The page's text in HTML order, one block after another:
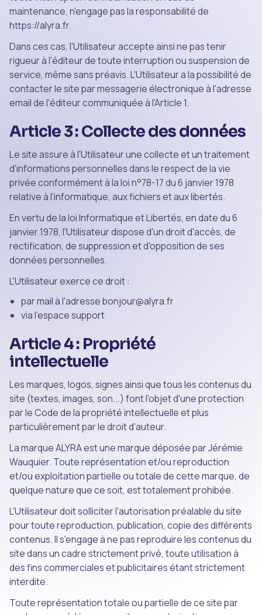
maintenance, n'engage pas la responsabilité de
https://alyra.fr.
Dans ces cas, l'Utilisateur accepte ainsi ne pas tenir
rigueur à l'éditeur de toute interruption ou suspension de
service, même sans préavis. L'Utilisateur a la possibilité de
contacter le site par messagerie électronique à l'adresse
email de l'éditeur communiquée à l'Article 1.
Article 3 : Collecte des données
Le site assure à l'Utilisateur une collecte et un traitement
d'informations personnelles dans le respect de la vie
privée conformément à la loi n°78-17 du 6 janvier 1978
relative à l'informatique, aux fichiers et aux libertés.
En vertu de la loi Informatique et Libertés, en date du 6
janvier 1978, l'Utilisateur dispose d'un droit d'accès, de
rectification, de suppression et d'opposition de ses
données personnelles.
L'Utilisateur exerce ce droit :
par mail à l'adresse bonjour@alyra.fr
via l'espace support
Article 4 : Propriété
intellectuelle
Les marques, logos, signes ainsi que tous les contenus du
site (textes, images, son...) font l'objet d'une protection
par le Code de la propriété intellectuelle et plus
particulièrement par le droit d'auteur.
La marque ALYRA est une marque déposée par Jérémie
Wauquier. Toute représentation et/ou reproduction
et/ou exploitation partielle ou totale de cette marque, de
quelque nature que ce soit, est totalement prohibée.
L'Utilisateur doit solliciter l'autorisation préalable du site
pour toute reproduction, publication, copie des différents
contenus. Il s'engage à ne pas reproduire les contenus du
site dans un cadre strictement privé, toute utilisation à
des fins commerciales et publicitaires étant strictement
interdite.
Toute représentation totale ou partielle de ce site par